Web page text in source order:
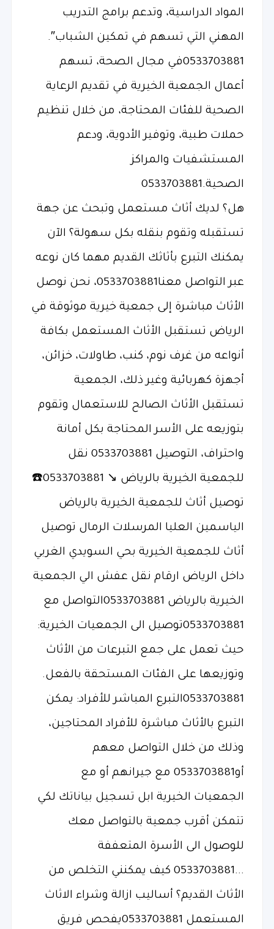
المواد الدراسية، وتدعم برامج التدريب
المهني التي تسهم في تمكين الشباب″.
0533703881في مجال الصحة، تسهم
أعمال الجمعية الخيرية في تقديم الرعاية
الصحية للفئات المحتاجة، من خلال تنظيم
حملات طبية، وتوفير الأدوية، ودعم
المستشفيات والمراكز
الصحية.0533703881
هل؟ لديك أثاث مستعمل وتبحث عن جهة
تستقبله وتقوم بنقله بكل سهولة؟ الآن
يمكنك التبرع بأثاثك القديم مهما كان نوعه
عبر التواصل معنا0533703881، نحن نوصل
الأثاث مباشرة إلى جمعية خيرية موثوقة في
الرياض تستقبل الأثاث المستعمل بكافة
أنواعه من غرف نوم، كنب، طاولات، خزائن،
أجهزة كهربائية وغير ذلك، الجمعية
تستقبل الأثاث الصالح للاستعمال وتقوم
بتوزيعه على الأسر المحتاجة بكل أمانة
واحتراف، التوصيل 0533703881 نقل
للجمعية الخيرية بالرياض ↘️ 0533703881☎️
توصيل أثاث للجمعية الخيرية بالرياض
الياسمين العليا المرسلات الرمال توصيل
أثاث للجمعية الخيرية بحي السويدي الغربي
داخل الرياض ارقام نقل عفش الي الجمعية
الخيرية بالرياض 0533703881التواصل مع
0533703881توصيل الى الجمعيات الخيرية:
حيث تعمل على جمع التبرعات من الأثاث
وتوزيعها على الفئات المستحقة بالفعل.
0533703881التبرع المباشر للأفراد: يمكن
التبرع بالأثاث مباشرة للأفراد المحتاجين،
وذلك من خلال التواصل معهم
أو0533703881 مع جيرانهم أو مع
الجمعيات الخيرية ابل تسجيل بياناتك لكي
تتمكن أقرب جمعية بالتواصل معك
للوصول الى الأسرة المتعففة
...0533703881 كيف يمكنني التخلص من
الأثاث القديم؟ أساليب ازالة وشراء الاثاث
المستعمل 0533703881يفحص فريق